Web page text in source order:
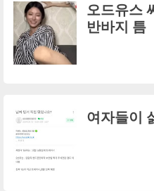
오드유스
반바지 틈
여자들이